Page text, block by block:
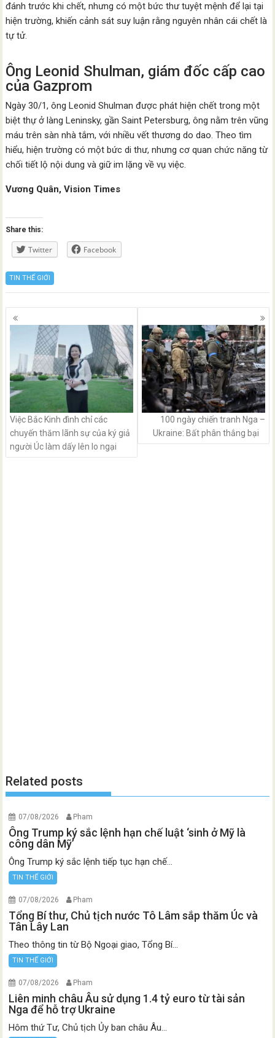
đánh trước khi chết, nhưng có một bức thư tuyệt mệnh để lại tại
hiện trường, khiến cảnh sát suy luận rằng nguyên nhân cái chết là
tự tử.
Ông Leonid Shulman, giám đốc cấp cao
của Gazprom
Ngày 30/1, ông Leonid Shulman được phát hiện chết trong một
biệt thự ở làng Leninsky, gần Saint Petersburg, ông nằm trên vũng
máu trên sàn nhà tắm, với nhiều vết thương do dao. Theo tìm
hiểu, hiện trường có một bức di thư, nhưng cơ quan chức năng từ
chối tiết lộ nội dung và giữ im lặng về vụ việc.
Vương Quân, Vision Times
Share this:
Twitter Facebook
TIN THẾ GIỚI
Posts
navigation
Việc Bắc Kinh đình chỉ các
chuyến thăm lãnh sự của ký giả
người Úc làm dấy lên lo ngại
100 ngày chiến tranh Nga –
Ukraine: Bất phân thắng bại
Related posts
07/08/2026 Pham
Ông Trump ký sắc lệnh hạn chế luật ‘sinh ở Mỹ là
công dân Mỹ’
Ông Trump ký sắc lệnh tiếp tục hạn chế...
TIN THẾ GIỚI
07/08/2026 Pham
Tổng Bí thư, Chủ tịch nước Tô Lâm sắp thăm Úc và
Tân Lây Lan
Theo thông tin từ Bộ Ngoại giao, Tổng Bí...
TIN THẾ GIỚI
07/08/2026 Pham
Liên minh châu Âu sử dụng 1.4 tỷ euro từ tài sản
Nga để hỗ trợ Ukraine
Hôm thứ Tư, Chủ tịch Ủy ban châu Âu...